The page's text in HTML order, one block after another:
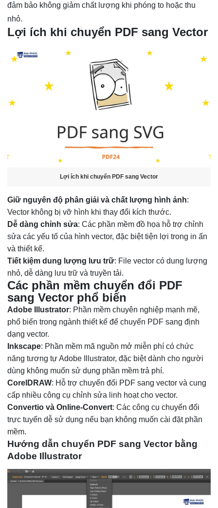
đảm bảo không giảm chất lượng khi phóng to hoặc thu
nhỏ.
Lợi ích khi chuyển PDF sang Vector
Lợi ích khi chuyển PDF sang Vector
Giữ nguyên độ phân giải và chất lượng hình ảnh:
Vector không bị vỡ hình khi thay đổi kích thước.
Dễ dàng chỉnh sửa: Các phần mềm đồ họa hỗ trợ chỉnh
sửa các yếu tố của hình vector, đặc biệt tiện lợi trong in ấn
và thiết kế.
Tiết kiệm dung lượng lưu trữ: File vector có dung lượng
nhỏ, dễ dàng lưu trữ và truyền tải.
Các phần mềm chuyển đổi PDF
sang Vector phổ biến
Adobe Illustrator: Phần mềm chuyên nghiệp mạnh mẽ,
phổ biến trong ngành thiết kế để chuyển PDF sang định
dạng vector.
Inkscape: Phần mềm mã nguồn mở miễn phí có chức
năng tương tự Adobe Illustrator, đặc biệt dành cho người
dùng không muốn sử dụng phần mềm trả phí.
CorelDRAW: Hỗ trợ chuyển đổi PDF sang vector và cung
cấp nhiều công cụ chỉnh sửa linh hoạt cho vector.
Convertio và Online-Convert: Các công cụ chuyển đổi
trực tuyến dễ sử dụng nếu bạn không muốn cài đặt phần
mềm.
Hướng dẫn chuyển PDF sang Vector bằng
Adobe Illustrator